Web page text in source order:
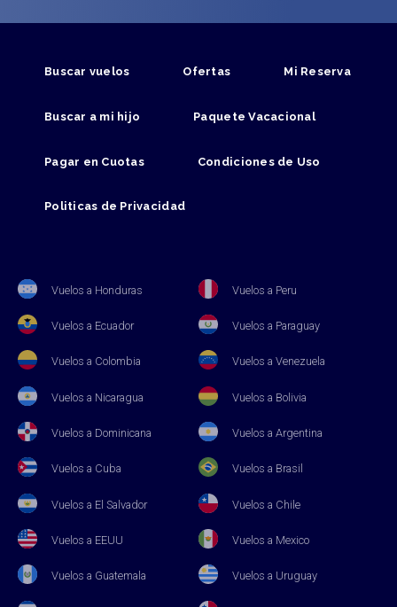
Buscar vuelos Ofertas Mi Reserva
Buscar a mi hijo Paquete Vacacional
Pagar en Cuotas Condiciones de Uso
Politicas de Privacidad
Vuelos a Honduras Vuelos a Peru
Vuelos a Ecuador Vuelos a Paraguay
Vuelos a Colombia Vuelos a Venezuela
Vuelos a Nicaragua Vuelos a Bolivia
Vuelos a Dominicana Vuelos a Argentina
Vuelos a Cuba Vuelos a Brasil
Vuelos a El Salvador Vuelos a Chile
Vuelos a EEUU Vuelos a Mexico
Vuelos a Guatemala Vuelos a Uruguay